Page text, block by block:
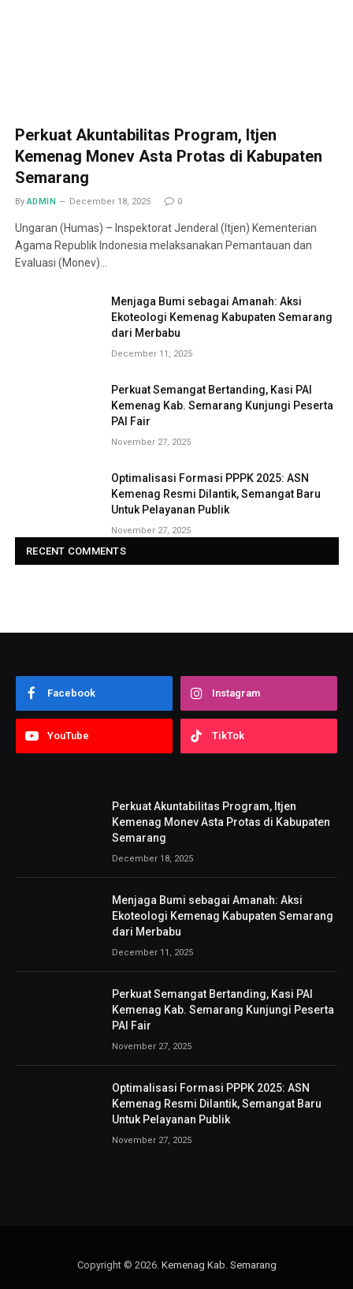
Perkuat Akuntabilitas Program, Itjen
Kemenag Monev Asta Protas di Kabupaten
Semarang
By ADMIN December 18, 2025 0
Ungaran (Humas) – Inspektorat Jenderal (Itjen) Kementerian
Agama Republik Indonesia melaksanakan Pemantauan dan
Evaluasi (Monev)…
Menjaga Bumi sebagai Amanah: Aksi
Ekoteologi Kemenag Kabupaten Semarang
dari Merbabu
December 11, 2025
Perkuat Semangat Bertanding, Kasi PAI
Kemenag Kab. Semarang Kunjungi Peserta
PAI Fair
November 27, 2025
Optimalisasi Formasi PPPK 2025: ASN
Kemenag Resmi Dilantik, Semangat Baru
Untuk Pelayanan Publik
November 27, 2025
RECENT COMMENTS
Facebook Instagram
YouTube TikTok
Perkuat Akuntabilitas Program, Itjen
Kemenag Monev Asta Protas di Kabupaten
Semarang
December 18, 2025
Menjaga Bumi sebagai Amanah: Aksi
Ekoteologi Kemenag Kabupaten Semarang
dari Merbabu
December 11, 2025
Perkuat Semangat Bertanding, Kasi PAI
Kemenag Kab. Semarang Kunjungi Peserta
PAI Fair
November 27, 2025
Optimalisasi Formasi PPPK 2025: ASN
Kemenag Resmi Dilantik, Semangat Baru
Untuk Pelayanan Publik
November 27, 2025
Copyright © 2026. Kemenag Kab. Semarang